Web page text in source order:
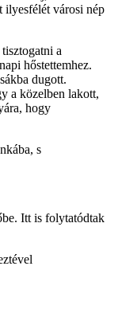
ilyesfélét városi nép
a
hőstettemhez.
dugott.
a közelben lakott,
hogy
s
Itt is folytatódtak